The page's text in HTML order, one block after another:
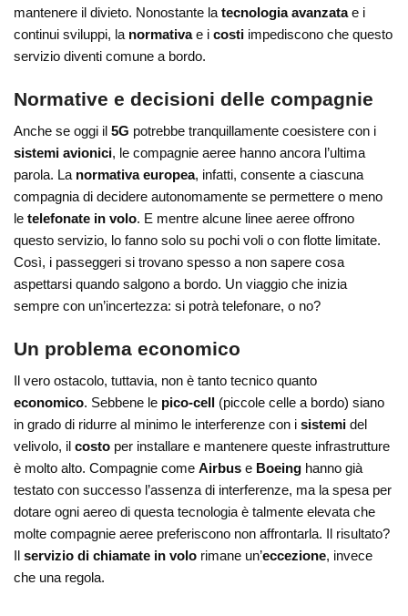
mantenere il divieto. Nonostante latecnologia avanzatae i
continui sviluppi, la normativae icosti impediscono che questo
servizio diventi comune a bordo.
Normative e decisioni delle compagnie
Anche se oggi il5G potrebbe tranquillamente coesistere con i
sistemi avionici, le compagnie aeree hanno ancora l’ultima
parola. La normativa europea, infatti, consente a ciascuna
compagnia di decidere autonomamente se permettere o meno
letelefonate in volo. E mentre alcune linee aeree offrono
questo servizio, lo fanno solo su pochi voli o con flotte limitate.
Così, i passeggeri si trovano spesso a non sapere cosa
aspettarsi quando salgono a bordo. Un viaggio che inizia
sempre con un’incertezza: si potrà telefonare, o no?
Un problema economico
Il vero ostacolo, tuttavia, non è tanto tecnico quanto
economico. Sebbene le pico-cell (piccole celle a bordo) siano
in grado di ridurre al minimo le interferenze con isistemi del
velivolo, ilcosto per installare e mantenere queste infrastrutture
è molto alto. Compagnie comeAirbus e Boeing hanno già
testato con successo l’assenza di interferenze, ma la spesa per
dotare ogni aereo di questa tecnologia è talmente elevata che
molte compagnie aeree preferiscono non affrontarla. Il risultato?
Ilservizio di chiamate in volo rimane un’eccezione, invece
che una regola.